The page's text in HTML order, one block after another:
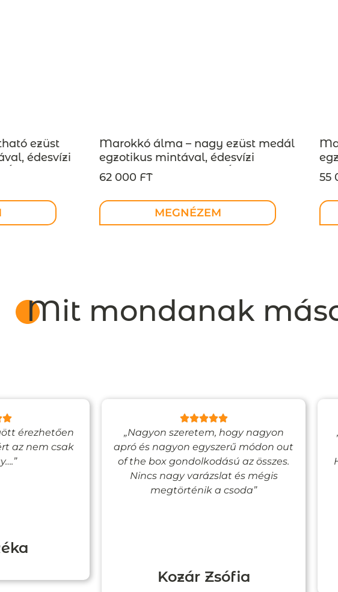
ezüst
édesvízi
kollekció –
Marokkó álma – nagy ezüst medál
egzotikus mintával, édesvízi
gyönggyel – MAROKKÓ kollekció –
design ékszer – MEGRENDELÉSRE
62 000 FT
MEGNÉZEM
55
Mit mondanak
érezhetően
az nem csak
„Nagyon szeretem, hogy nagyon
apró és nagyon egyszerű módon out
of the box gondolkodású az összes.
Nincs nagy varázslat és mégis
megtörténik a csoda”
Kozár Zsófia